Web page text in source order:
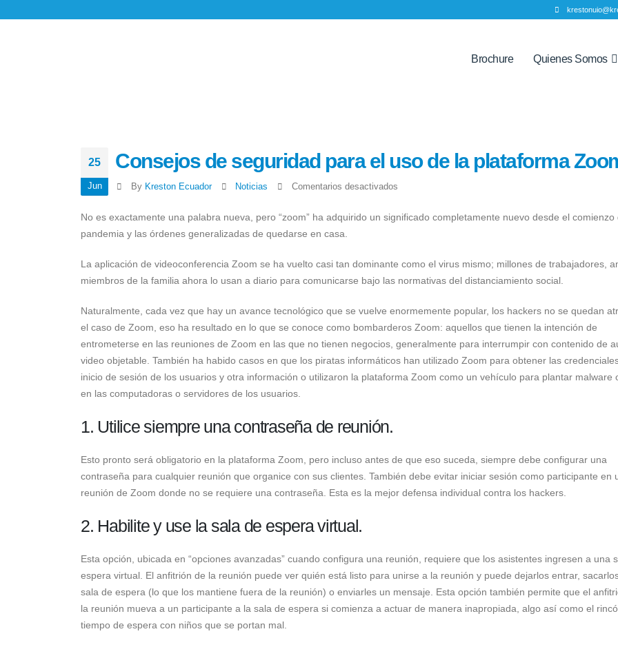
Brochure Quienes Somos
25
Jun
Consejos de seguridad para el uso de la plataforma
By Kreston Ecuador Noticias Comentarios desactivadosen
de
el
uso
Zoom
No es exactamente una palabra nueva, pero “zoom” ha adquirido un significado completamente nuevo desde el comienzo
pandemia y las órdenes generalizadas de quedarse en casa.
La aplicación de videoconferencia Zoom se ha vuelto casi tan dominante como el virus mismo; millones de trabajadores,
miembros de la familia ahora lo usan a diario para comunicarse bajo las normativas del distanciamiento social.
Naturalmente, cada vez que hay un avance tecnológico que se vuelve enormemente popular, los hackers no se quedan
el caso de Zoom, eso ha resultado en lo que se conoce como bombarderos Zoom: aquellos que tienen la intención de
entrometerse en las reuniones de Zoom en las que no tienen negocios, generalmente para interrumpir con contenido de
video objetable. También ha habido casos en que los piratas informáticos han utilizado Zoom para obtener las
inicio de sesión de los usuarios y otra información o utilizaron la plataforma Zoom como un vehículo para plantar malware
en las computadoras o servidores de los usuarios.
1. Utilice siempre una contraseña de reunión.
Esto pronto será obligatorio en la plataforma Zoom, pero incluso antes de que eso suceda, siempre debe configurar una
contraseña para cualquier reunión que organice con sus clientes. También debe evitar iniciar sesión como participante en
reunión de Zoom donde no se requiere una contraseña. Esta es la mejor defensa individual contra los hackers.
2. Habilite y use la sala de espera virtual.
Esta opción, ubicada en “opciones avanzadas” cuando configura una reunión, requiere que los asistentes ingresen a una
espera virtual. El anfitrión de la reunión puede ver quién está listo para unirse a la reunión y puede dejarlos entrar,
sala de espera (lo que los mantiene fuera de la reunión) o enviarles un mensaje. Esta opción también permite que el
la reunión mueva a un participante a la sala de espera si comienza a actuar de manera inapropiada, algo así como el
tiempo de espera con niños que se portan mal.